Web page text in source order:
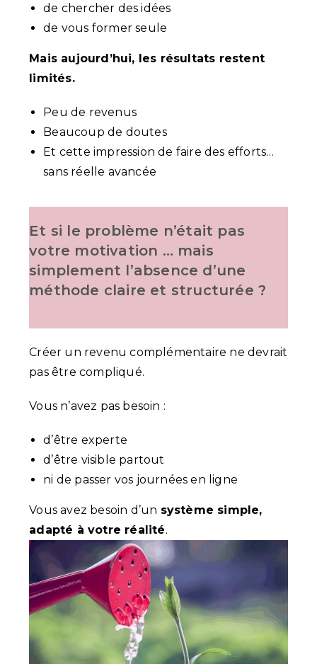
de chercher des idées
de vous former seule
Mais aujourd’hui, les résultats restent
limités.
Peu de revenus
Beaucoup de doutes
Et cette impression de faire des efforts…
sans réelle avancée
Et si le problème n’était pas
votre motivation … mais
simplement l’absence d’une
méthode claire et structurée ?
Créer un revenu complémentaire ne devrait
pas être compliqué.
Vous n’avez pas besoin :
d’être experte
d’être visible partout
ni de passer vos journées en ligne
Vous avez besoin d’un système simple,
adapté à votre réalité.